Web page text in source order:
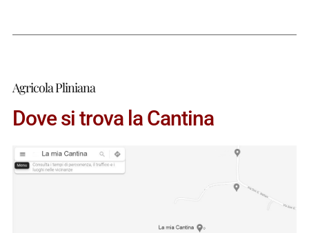
Agricola Pliniana
Dove si trova la Cantina